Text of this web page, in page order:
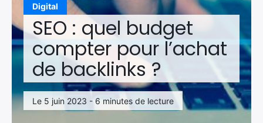
Digital
SEO : quel budget
compter pour l’achat
de backlinks ?
Le 5 juin 2023 - 6 minutes de lecture